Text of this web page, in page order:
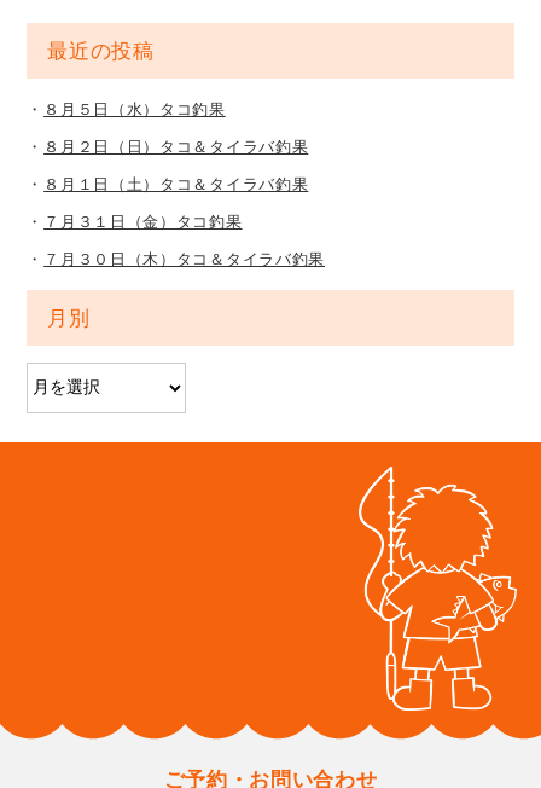
最近の投稿
８月５日（水）タコ釣果
８月２日（日）タコ＆タイラバ釣果
８月１日（土）タコ＆タイラバ釣果
７月３１日（金）タコ釣果
７月３０日（木）タコ＆タイラバ釣果
月別
ご予約・お問い合わせ